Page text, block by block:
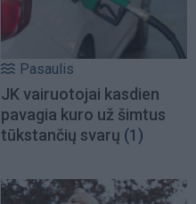
Pasaulis
JK vairuotojai kasdien
pavagia kuro už šimtus
tūkstančių svarų (1)